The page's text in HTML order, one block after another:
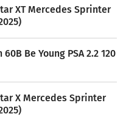
XT Mercedes Sprinter
60B Be Young PSA 2.2 120
X Mercedes Sprinter